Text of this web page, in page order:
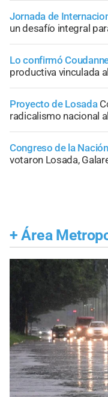
Jornada de
un desafío integral
Lo confirmó
productiva vinculada
Proyecto de Losada
radicalismo nacional
Congreso de la Nación
votaron Losada,
+ Área